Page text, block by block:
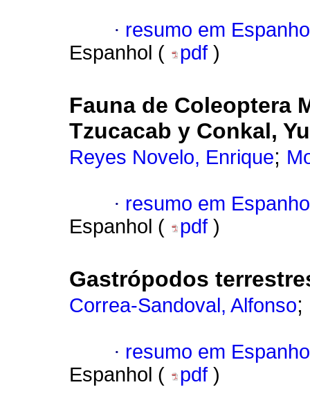
· resumo em
Espanhol (
pdf )
Fauna de Coleoptera
Tzucacab y Conkal,
Reyes Novelo, Enrique;
· resumo em
Espanhol (
pdf )
Gastrópodos
Correa-Sandoval, Alfonso;
· resumo em
Espanhol (
pdf )